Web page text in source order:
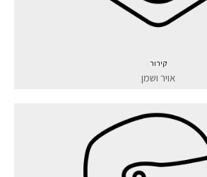
קירור
אויר ושמן